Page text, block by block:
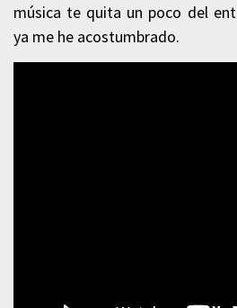
música te quita un poco del
ya me he acostumbrado.